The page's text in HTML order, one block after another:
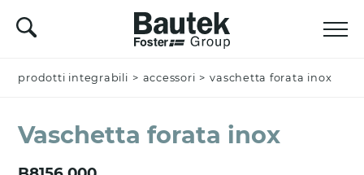
prodotti integrabili > accessori > vaschetta forata inox
Vaschetta forata inox
Nominativo *